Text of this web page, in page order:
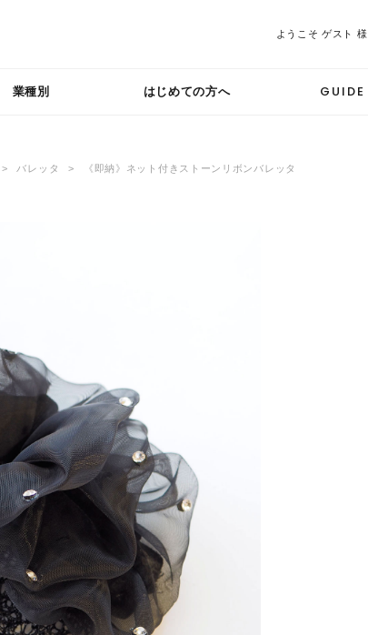
ようこそゲスト 様
業種別 はじめての方へ GUIDE
バレッタ 《即納》ネット付きストーンリボンバレッタ